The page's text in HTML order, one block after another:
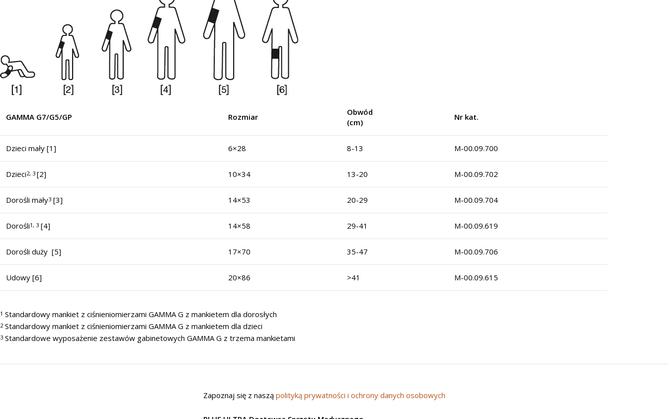
GAMMA G7/G5/GP Rozmiar
Obwód
(cm)
Nr kat.
Dzieci mały [1] 6×28 8-13 M-00.09.700
Dzieci2, 3 [2] 10×34 13-20 M-00.09.702
Dorośli mały3 [3] 14×53 20-29 M-00.09.704
Dorośli1, 3 [4] 14×58 29-41 M-00.09.619
Dorośli duży [5] 17×70 35-47 M-00.09.706
Udowy [6] 20×86 >41 M-00.09.615
1 Standardowy mankiet z ciśnieniomierzami GAMMA G z mankietem dla dorosłych
2Standardowy mankiet z ciśnieniomierzami GAMMA G z mankietem dla dzieci
3 Standardowe wyposażenie zestawów gabinetowych GAMMA G z trzema mankietami
Zapoznaj się z nasząpolityką prywatności i ochrony danych osobowych